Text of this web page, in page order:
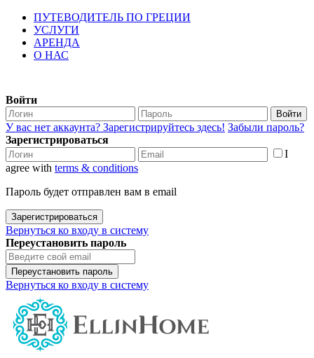
ПУТЕВОДИТЕЛЬ ПО ГРЕЦИИ
УСЛУГИ
АРЕНДА
О НАС
Войти
Войти
У вас нет аккаунта? Зарегистрируйтесь здесь! Забыли пароль?
Зарегистрироваться
I
agree with terms & conditions
Пароль будет отправлен вам в email
Зарегистрироваться
Вернуться ко входу в систему
Переустановить пароль
Переустановить пароль
Вернуться ко входу в систему